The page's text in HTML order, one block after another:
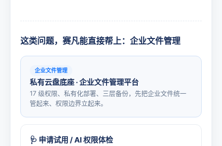
这类问题，赛凡能直接帮上：企业文件管理
企业文件管理
私有云盘底座 · 企业文件管理平台
17 级权限、私有化部署、三层备份，先把企业文件统一
管起来、权限边界立起来。
🩺 申请试用 / AI 权限体检